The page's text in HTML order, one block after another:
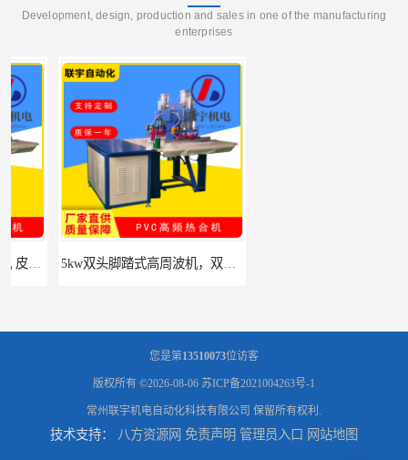
Development, design, production and sales in one of the manufacturing
enterprises
5kw双头脚踏式高周波机，双头脚踏式高周波塑料热合机
您是第13510073位访客
版权所有 ©2026-08-06 苏ICP备2021004263号-1
常州联宇机电自动化科技有限公司 保留所有权利.
技术支持： 八方资源网 免责声明 管理员入口 网站地图